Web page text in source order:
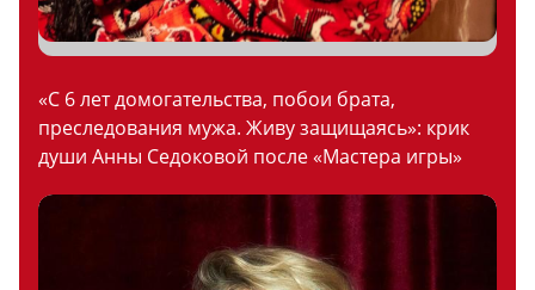
«С 6 лет домогательства, побои брата,
преследования мужа. Живу защищаясь»: крик
души Анны Седоковой после «Мастера игры»